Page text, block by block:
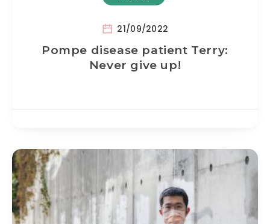
21/09/2022
Pompe disease patient Terry:
Never give up!